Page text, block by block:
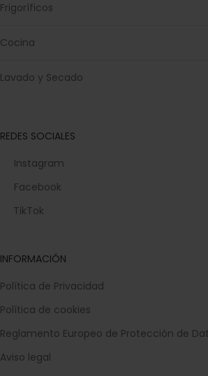
Frigoríficos
Cocina
Lavado y Secado
REDES SOCIALES
Instagram
Facebook
TikTok
INFORMACIÓN
Política de Privacidad
Política de cookies
Reglamento Europeo de Protección de
Aviso legal